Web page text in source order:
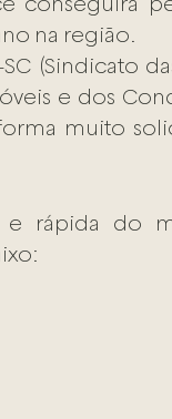
na região.
(Sindicato
e dos
muito
e rápida do